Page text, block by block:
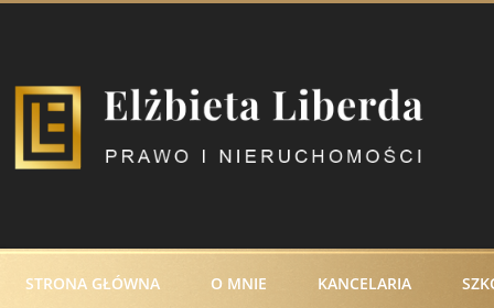
STRONA GŁÓWNA O MNIE KANCELARIA